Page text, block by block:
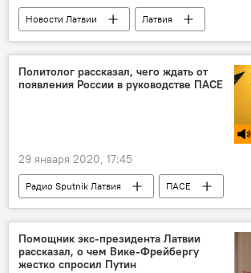
Новости Латвии
Латвия
автомобиль
Госполиция
Политолог рассказал, чего ждать от
появления России в руководстве ПАСЕ
29 января 2020, 17:45
Радио Sputnik Латвия
ПАСЕ
Россия
Петр Толстой
Александр Асафов
Помощник экс-президента Латвии
рассказал, о чем Вике-Фрейбергу
жестко спросил Путин